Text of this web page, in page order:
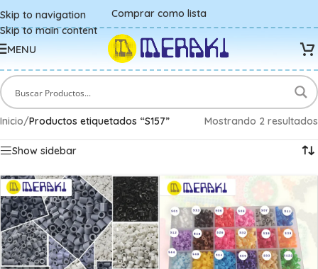
Skip to navigation
Skip to main content
Comprar como lista
MENU
Inicio/Productos etiquetados “S157” Mostrando 2 resultados
Show sidebar